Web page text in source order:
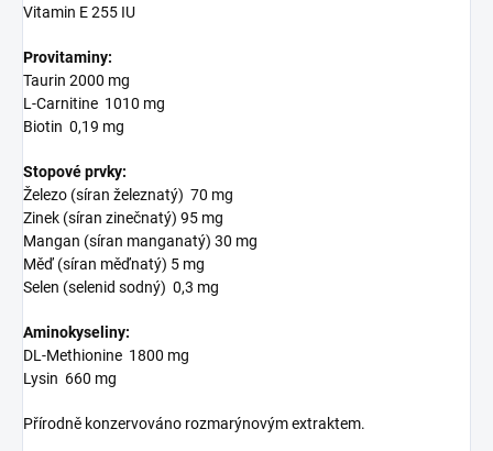
Vitamin E 255 IU
Provitaminy:
Taurin 2000 mg
L-Carnitine 1010 mg
Biotin 0,19 mg
Stopové prvky:
Železo (síran železnatý) 70 mg
Zinek (síran zinečnatý) 95 mg
Mangan (síran manganatý) 30 mg
Měď (síran měďnatý) 5 mg
Selen (selenid sodný) 0,3 mg
Aminokyseliny:
DL-Methionine 1800 mg
Lysin 660 mg
Přírodně konzervováno rozmarýnovým extraktem.